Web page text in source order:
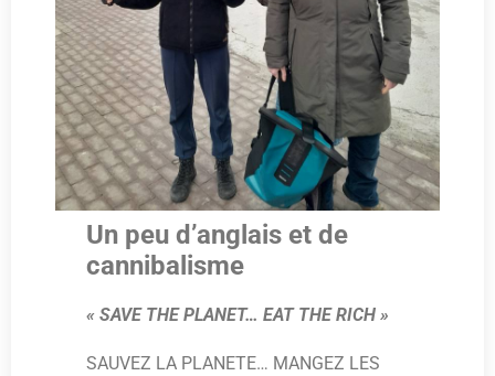
Un peu d’anglais et de
cannibalisme
« SAVE THE PLANET… EAT THE RICH »
SAUVEZ LA PLANETE… MANGEZ LES